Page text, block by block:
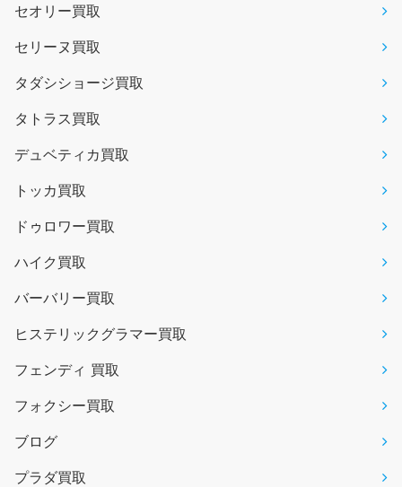
セオリー買取
セリーヌ買取
タダシショージ買取
タトラス買取
デュベティカ買取
トッカ買取
ドゥロワー買取
ハイク買取
バーバリー買取
ヒステリックグラマー買取
フェンディ 買取
フォクシー買取
ブログ
プラダ買取